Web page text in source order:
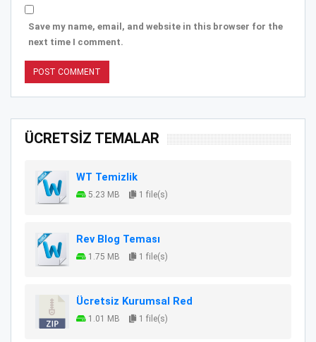
Save my name, email, and website in this browser for the
next time I comment.
ÜCRETSİZ TEMALAR
WT Temizlik
5.23 MB 1 file(s)
Rev Blog Teması
1.75 MB 1 file(s)
Ücretsiz Kurumsal Red
1.01 MB 1 file(s)